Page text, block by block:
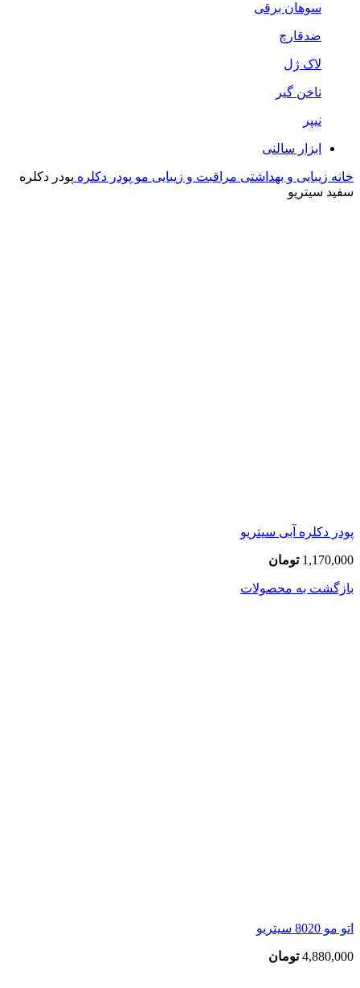
سوهان برقی
ضدقارچ
لاک ژل
ناخن گیر
نیپر
ابزار سالنی
خانه زیبایی و بهداشتی مراقبت و زیبایی مو پودر دکلره پودر دکلره
سفید سیتریو
پودر دکلره آبی سیتریو
1,170,000 تومان
بازگشت به محصولات
اتو مو 8020 سیتریو
4,880,000 تومان